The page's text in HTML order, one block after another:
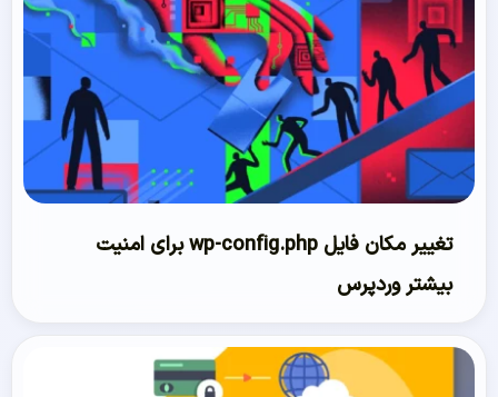
تغییر مکان فایل wp-config.php برای امنیت
بیشتر وردپرس